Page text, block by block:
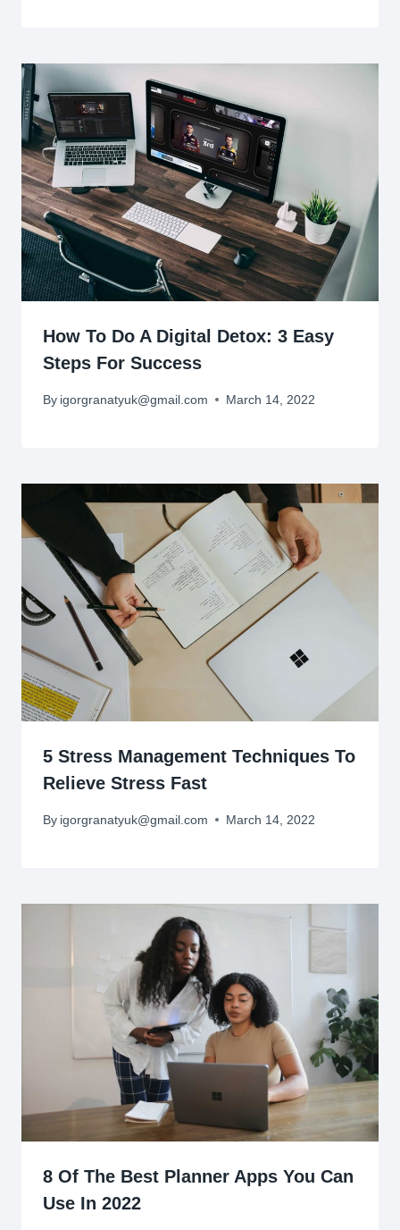
How To Do A Digital Detox: 3 Easy
Steps For Success
By igorgranatyuk@gmail.com March 14, 2022
5 Stress Management Techniques To
Relieve Stress Fast
By igorgranatyuk@gmail.com March 14, 2022
8 Of The Best Planner Apps You Can
Use In 2022